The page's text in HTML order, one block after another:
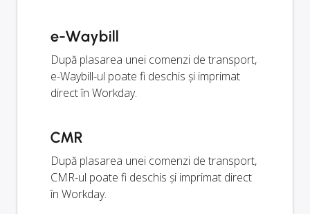
e-Waybill
După plasarea unei comenzi de transport,
e-Waybill-ul poate fi deschis și imprimat
direct în Workday.
CMR
După plasarea unei comenzi de transport,
CMR-ul poate fi deschis și imprimat direct
în Workday.